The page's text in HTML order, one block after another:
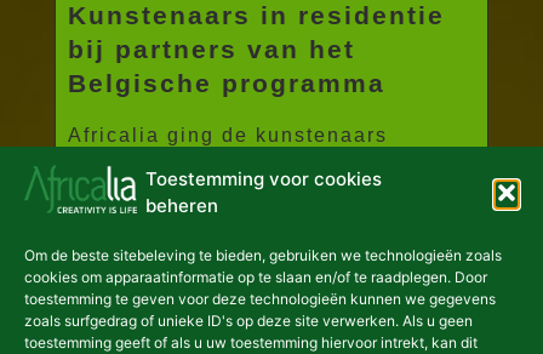
Toestemming voor cookies
beheren
Om de beste sitebeleving te bieden, gebruiken we technologieën zoals
cookies om apparaatinformatie op te slaan en/of te raadplegen. Door
toestemming te geven voor deze technologieën kunnen we gegevens
zoals surfgedrag of unieke ID's op deze site verwerken. Als u geen
toestemming geeft of als u uw toestemming hiervoor intrekt, kan dit
Kunstenaars in residentie
bij partners van het
Belgische programma
Africalia ging de kunstenaars
ontmoeten die een residentie hebben
volbracht bij onze partners...
Meer lezen